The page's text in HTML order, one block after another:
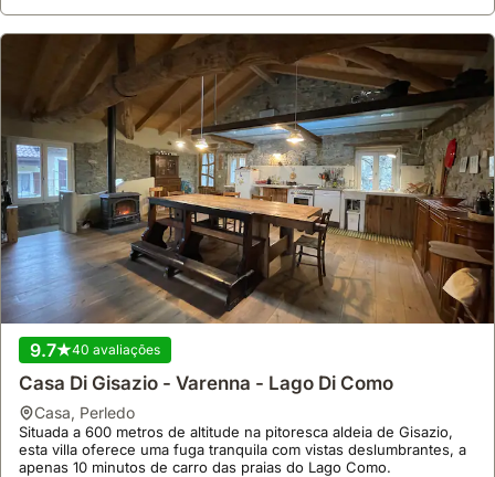
9.7 40 avaliações
Casa Di Gisazio - Varenna - Lago Di Como
casa, Perledo
Situada a 600 metros de altitude na pitoresca aldeia de Gisazio,
esta villa oferece uma fuga tranquila com vistas deslumbrantes, a
apenas 10 minutos de carro das praias do Lago Como.